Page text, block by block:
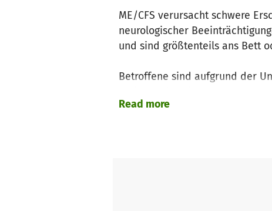
ME/CFS verursacht schwere
neurologischer
und sind größtenteils ans Bett
Betroffene sind aufgrund der
Read more